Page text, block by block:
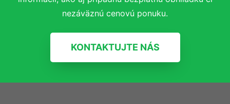
nezáväznú cenovú ponuku.
KONTAKTUJTE NÁS